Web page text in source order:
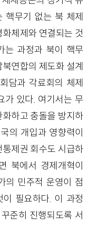
핵무기 없는 북 체제
체제와 연결되는 것
는 과정과 북이 핵무
연합의 제도화 설계
담과 각료회의 체제
가 있다. 여기서는 무
하고 충돌을 방지하
의 개입과 영향력이
제권 회수도 시급하
북에서 경제개혁이
의 민주적 운영이 점
필요하다. 이 과정
준히 진행되도록 서